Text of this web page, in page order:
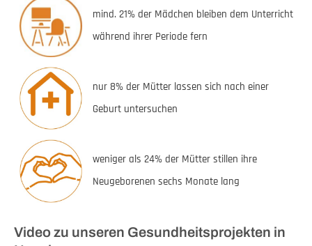
mind. 21% der Mädchen bleiben dem Unterricht
während ihrer Periode fern
nur 8% der Mütter lassen sich nach einer
Geburt untersuchen
weniger als 24% der Mütter stillen ihre
Neugeborenen sechs Monate lang
Video zu unseren Gesundheitsprojekten in